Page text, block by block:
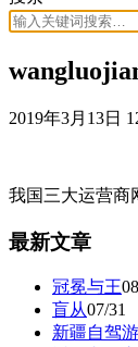
2019年3月13日
我国三大运营商
最新文章
冠冕与王
盲从07/31
新疆自驾